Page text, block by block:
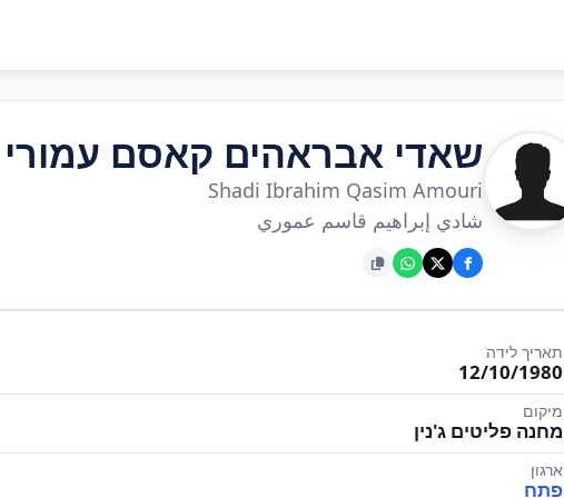
שאדי אבראהים קאסם עמורי
Shadi Ibrahim Qasim Amouri
شادي إبراهيم قاسم عموري
תאריך לידה
12/10/1980
מיקום
מחנה פליטים ג'נין
ארגון
פתח